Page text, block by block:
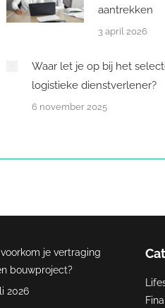
aantrekken
3 april 2026
Waar let je op bij het
logistieke dienstverlener?
6 november 2025
voorkom je vertraging
bouwproject?
2026